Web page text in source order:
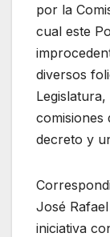
por la
cual este
diversos
comisiones
decreto y
José
iniciativa